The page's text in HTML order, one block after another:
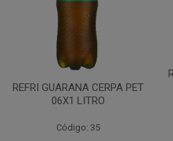
REFRI GUARANA CERPA PET
06X1 LITRO
Código: 35